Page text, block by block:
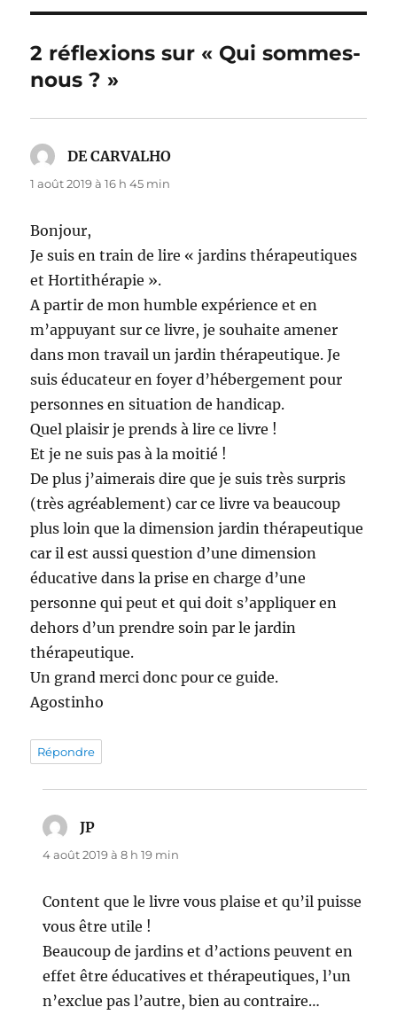
2 réflexions sur « Qui sommes-
nous ? »
DE CARVALHO
1 août 2019 à 16 h 45 min
Bonjour,
Je suis en train de lire « jardins thérapeutiques
et Hortithérapie ».
A partir de mon humble expérience et en
m’appuyant sur ce livre, je souhaite amener
dans mon travail un jardin thérapeutique. Je
suis éducateur en foyer d’hébergement pour
personnes en situation de handicap.
Quel plaisir je prends à lire ce livre !
Et je ne suis pas à la moitié !
De plus j’aimerais dire que je suis très surpris
(très agréablement) car ce livre va beaucoup
plus loin que la dimension jardin thérapeutique
car il est aussi question d’une dimension
éducative dans la prise en charge d’une
personne qui peut et qui doit s’appliquer en
dehors d’un prendre soin par le jardin
thérapeutique.
Un grand merci donc pour ce guide.
Agostinho
Répondre
JP
4 août 2019 à 8 h 19 min
Content que le livre vous plaise et qu’il puisse
vous être utile !
Beaucoup de jardins et d’actions peuvent en
effet être éducatives et thérapeutiques, l’un
n’exclue pas l’autre, bien au contraire…